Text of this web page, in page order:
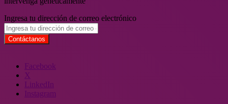
Ingresa tu dirección de correo electrónico
Facebook
X
LinkedIn
Instagram